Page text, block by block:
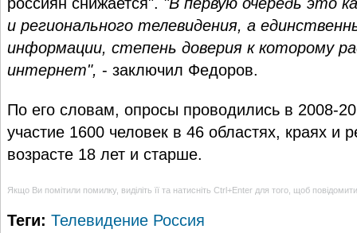
и регионального телевидения, а
информации, степень доверия к которому
интернет", - заключил Федоров.
По его словам, опросы проводились в 2008-
участие 1600 человек в 46 областях, краях и
возрасте 18 лет и старше.
Якщо Ви помітили помилку, виділіть її та натисніть Ctrl+Enter для того, щоб
Теги: Телевидение Россия